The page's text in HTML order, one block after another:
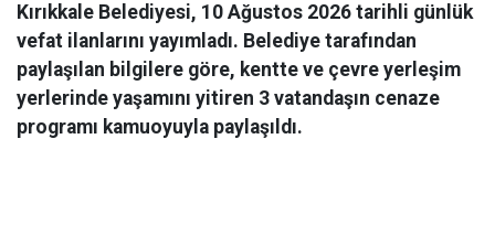
Kırıkkale Belediyesi, 10 Ağustos 2026 tarihli günlük
vefat ilanlarını yayımladı. Belediye tarafından
paylaşılan bilgilere göre, kentte ve çevre yerleşim
yerlerinde yaşamını yitiren 3 vatandaşın cenaze
programı kamuoyuyla paylaşıldı.